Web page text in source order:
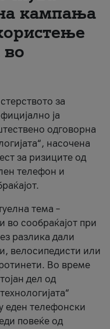
кампања
во
за
ја
одговорна
насочена
за ризиците од
телефон и
тема –
во сообраќајот при
разлика дали
велосипедисти или
Во време
дел од
еден телефонски
повеќе од